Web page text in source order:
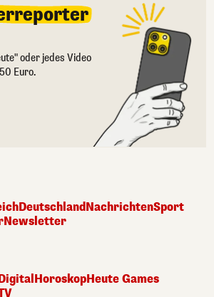
oder jedes Video
Euro.
DeutschlandNachrichtenSport
Newsletter
HoroskopHeute Games